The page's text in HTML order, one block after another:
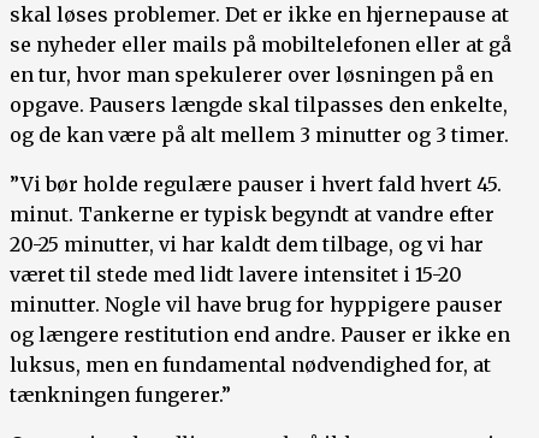
skal løses problemer. Det er ikke en hjernepause at
se nyheder eller mails på mobiltelefonen eller at gå
en tur, hvor man spekulerer over løsningen på en
opgave. Pausers længde skal tilpasses den enkelte,
og de kan være på alt mellem 3 minutter og 3 timer.
”Vi bør holde regulære pauser i hvert fald hvert 45.
minut. Tankerne er typisk begyndt at vandre efter
20-25 minutter, vi har kaldt dem tilbage, og vi har
været til stede med lidt lavere intensitet i 15-20
minutter. Nogle vil have brug for hyppigere pauser
og længere restitution end andre. Pauser er ikke en
luksus, men en fundamental nødvendighed for, at
tænkningen fungerer.”